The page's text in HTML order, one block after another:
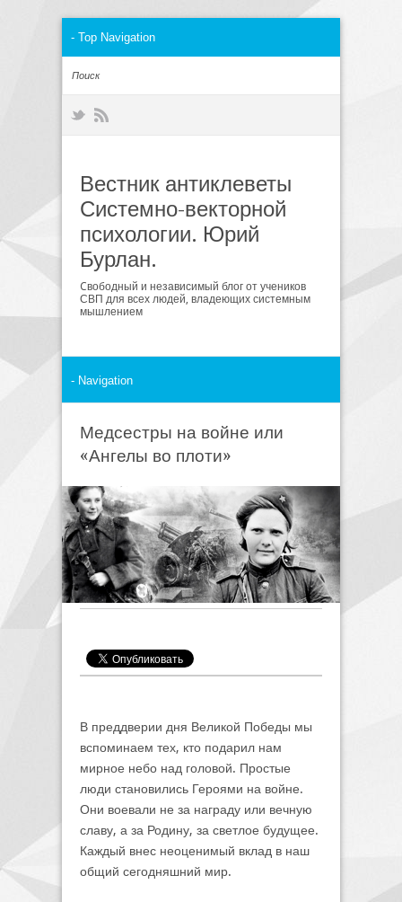
Вестник антиклеветы
Системно-векторной
психологии. Юрий
Бурлан.
Cвободный и независимый блог от учеников
СВП для всех людей, владеющих системным
мышлением
Медсестры на войне или
«Ангелы во плоти»
В преддверии дня Великой Победы мы
вспоминаем тех, кто подарил нам
мирное небо над головой. Простые
люди становились Героями на войне.
Они воевали не за награду или вечную
славу, а за Родину, за светлое будущее.
Каждый внес неоценимый вклад в наш
общий сегодняшний мир.